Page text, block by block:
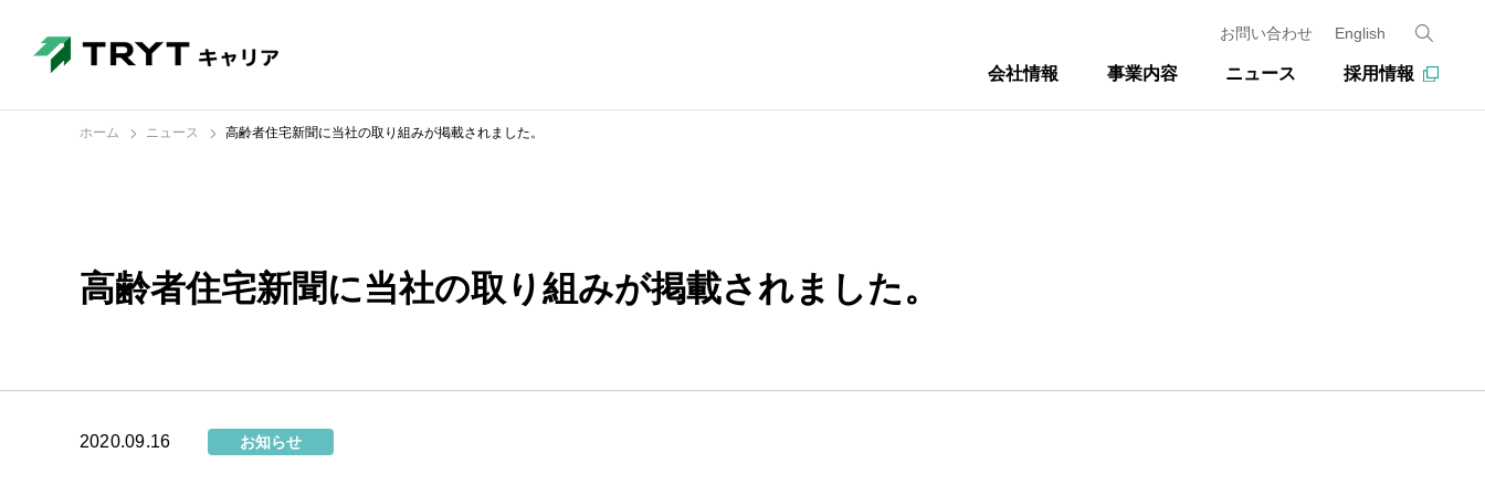
お問い合わせ English
会社情報 事業内容 ニュース 採用情報
ホーム ニュース 高齢者住宅新聞に当社の取り組みが掲載されました。
高齢者住宅新聞に当社の取り組みが掲載されました。
2020.09.16 お知らせ